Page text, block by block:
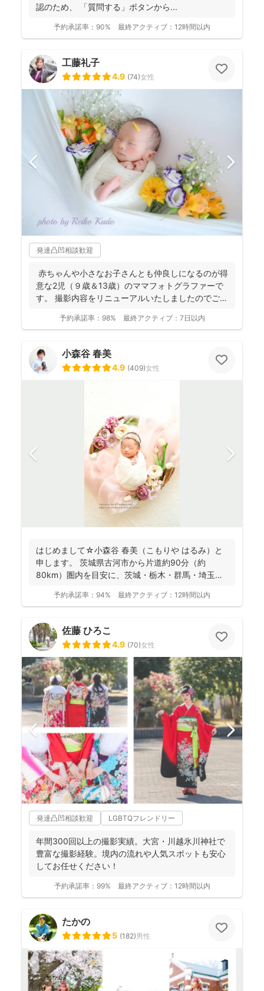
認のため、 「質問する」ボタンから...
予約承諾率： 90% 最終アクティブ： 12時間以内
工藤礼子
4.9 (74)女性
発達凸凹相談歓迎
赤ちゃんや小さなお子さんとも仲良しになるのが得
意な2児（９歳＆13歳）のママフォトグラファーで
す。 撮影内容をリニューアルいたしましたのでご案
予約承諾率： 98% 最終アクティブ： 7日以内
小森谷 春美
4.9 (409)女性
はじめまして☆小森谷 春美（こもりや はるみ）と
申します。 茨城県古河市から片道約90分（約
80km）圏内を目安に、茨城・栃木・群馬・埼玉
予約承諾率： 94% 最終アクティブ： 12時間以内
佐藤 ひろこ
4.9 (70)女性
発達凸凹相談歓迎 LGBTQフレンドリー
年間300回以上の撮影実績。大宮・川越氷川神社で
豊富な撮影経験。境内の流れや人気スポットも安心
してお任せください！
予約承諾率： 99% 最終アクティブ： 12時間以内
たかの
5 (182)男性